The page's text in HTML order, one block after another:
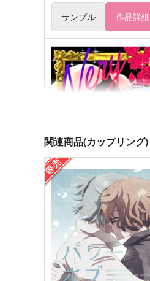
サンプル 作品詳細
Nery（全年齢）
抹茶あんみつパフェ
1,415円 （税込）
ブラッドリー×ネロ
関連商品(カップリング)